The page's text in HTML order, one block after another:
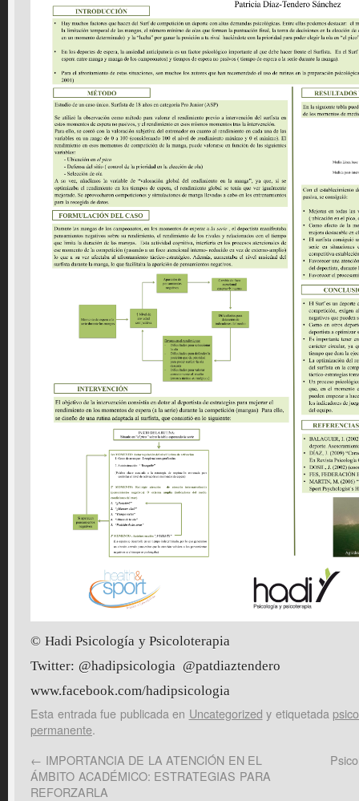
© Hadi Psicología y Psicoloterapia
Twitter: @hadipsicologia @patdiaztendero
www.facebook.com/hadipsicologia
Esta entrada fue publicada en Uncategorized y etiquetada
permanente.
← IMPORTANCIA DE LA ATENCIÓN EN EL
ÁMBITO ACADÉMICO: ESTRATEGIAS PARA
REFORZARLA